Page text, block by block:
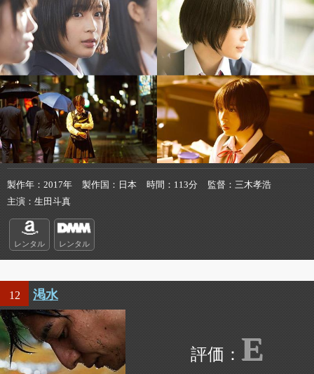
製作年 2017年 製作国 日本 時間 113分 監督
三木孝浩
主演
生田斗真
レンタル レンタル
12 渇水
E